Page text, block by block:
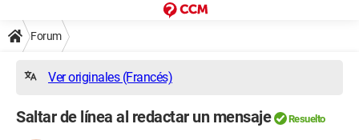
Forum
Ver originales (Francés)
Saltar de línea al redactar un mensaje Resuelto